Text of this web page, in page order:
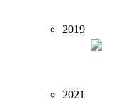
2019
2021